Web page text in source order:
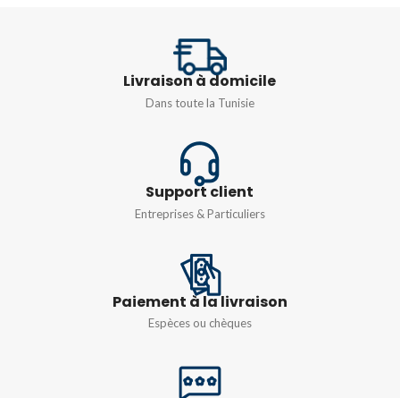
Livraison à domicile
Dans toute la Tunisie
Support client
Entreprises & Particuliers
Paiement à la livraison
Espèces ou chèques